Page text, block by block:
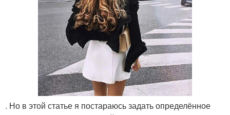
. Но в этой статье я постараюсь задать определённое